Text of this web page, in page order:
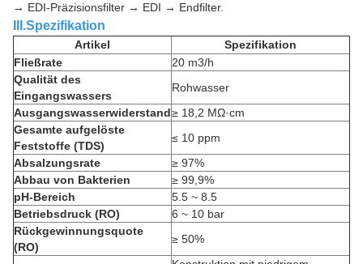
→ EDI-Präzisionsfilter → EDI → Endfilter.
III.Spezifikation
Artikel
Spezifikation
Fließrate
20 m3/h
Qualität des
Eingangswassers
Rohwasser
Ausgangswasserwiderstand≥ 18,2 MΩ·cm
Gesamte aufgelöste
Feststoffe (TDS)
≤ 10 ppm
Absalzungsrate
≥ 97%
Abbau von Bakterien
≥ 99,9%
pH-Bereich
5.5 ~ 8.5
Betriebsdruck (RO)
6 ~ 10 bar
Rückgewinnungsquote
(RO)
≥ 50%